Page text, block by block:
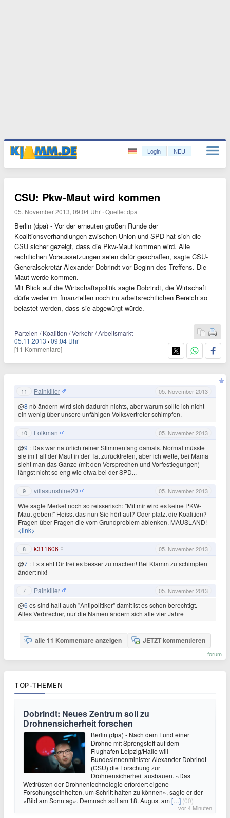
Login NEU
CSU: Pkw-Maut wird kommen
05. November 2013, 09:04 Uhr ·Quelle:dpa
Berlin (dpa) - Vor der erneuten großen Runde der
Koalitionsverhandlungen zwischen Union und SPD hat sich die
CSU sicher gezeigt, dass die Pkw-Maut kommen wird. Alle
rechtlichen Voraussetzungen seien dafür geschaffen, sagte CSU-
Generalsekretär Alexander Dobrindt vor Beginn des Treffens. Die
Maut werde kommen.
Mit Blick auf die Wirtschaftspolitik sagte Dobrindt, die Wirtschaft
dürfe weder im finanziellen noch im arbeitsrechtlichen Bereich so
belastet werden, dass sie abgewürgt würde.
Parteien / Koalition / Verkehr / Arbeitsmarkt
05.11.2013 ·09:04 Uhr
[11 Kommentare]
11 Painkiller 05. November 2013
@8 nö ändern wird sich dadurch nichts, aber warum sollte ich nicht
ein wenig über unsere unfähigen Volksvertreter schimpfen.
10 Folkman 05. November 2013
@9 : Das war natürlich reiner Stimmenfang damals. Normal müsste
sie im Fall der Maut in der Tat zurücktreten, aber ich wette, bei Mama
sieht man das Ganze (mit den Versprechen und Vorfestlegungen)
längst nicht so eng wie etwa bei der SPD...
9 villasunshine20 05. November 2013
Wie sagte Merkel noch so reisserisch: "Mit mir wird es keine PKW-
Maut geben!" Heisst das nun Sie hört auf? Oder platzt die Koalition?
Fragen über Fragen die vom Grundproblem ablenken. MAUSLAND!
<link>
8 k311606 05. November 2013
@7 : Es steht Dir frei es besser zu machen! Bei Klamm zu schimpfen
ändert nix!
7 Painkiller 05. November 2013
@6 es sind halt auch "Antipolitiker" damit ist es schon berechtigt.
Alles Verbrecher, nur die Namen ändern sich alle vier Jahre
alle 11 Kommentare anzeigen JETZT kommentieren
forum
TOP-THEMEN
Dobrindt: Neues Zentrum soll zu
Drohnensicherheit forschen
Berlin (dpa) - Nach dem Fund einer
Drohne mit Sprengstoff auf dem
Flughafen Leipzig/Halle will
Bundesinnenminister Alexander Dobrindt
(CSU) die Forschung zur
Drohnensicherheit ausbauen. «Das
Wettrüsten der Drohnentechnologie erfordert eigene
Forschungseinheiten, um Schritt halten zu können», sagte er der
«Bild am Sonntag». Demnach soll am 18. August am[…] (00)
vor 4 Minuten